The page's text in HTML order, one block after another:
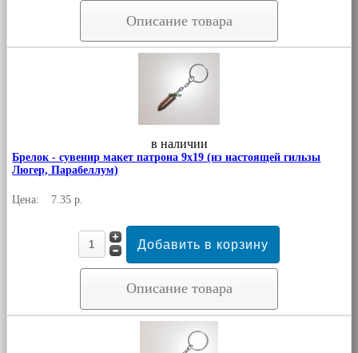
Описание товара
в наличии
Брелок - сувенир макет патрона 9х19 (из настоящей гильзы
Люгер, Парабеллум)
Цена: 7.35 р.
Описание товара